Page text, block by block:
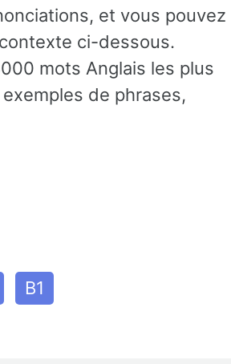
et vous pouvez
ci-dessous.
mots Anglais les plus
de phrases,
B1